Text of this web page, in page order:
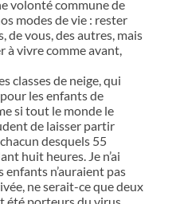
volonté commune de
modes de vie : rester
de vous, des autres, mais
à vivre comme avant,
classes de neige, qui
les enfants de
si tout le monde le
de laisser partir
desquels 55
huit heures. Je n’ai
n’auraient pas
ne serait-ce que deux
été porteurs du virus,